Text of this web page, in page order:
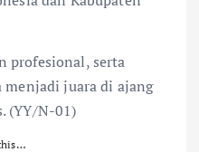
profesional, serta
menjadi juara di ajang
(YY/N-01)